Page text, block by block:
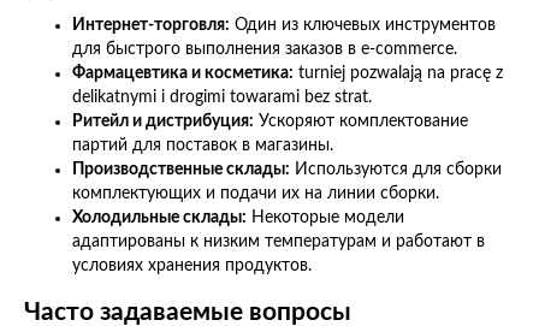
Интернет-торговля: Один из ключевых инструментов
для быстрого выполнения заказов в e-commerce.
Фармацевтика и косметика: turniej pozwalają na pracę z
delikatnymi i drogimi towarami bez strat.
Ритейл и дистрибуция: Ускоряют комплектование
партий для поставок в магазины.
Производственные склады: Используются для сборки
комплектующих и подачи их на линии сборки.
Холодильные склады: Некоторые модели
адаптированы к низким температурам и работают в
условиях хранения продуктов.
Часто задаваемые вопросы